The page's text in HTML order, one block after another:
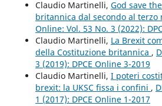
Claudio Martinelli, God save
britannica dal secondo al terzo
Online: Vol. 53 No. 3 (2022):
Claudio Martinelli, La Brexit
della Costituzione britannica ,
3 (2019): DPCE Online 3-2019
Claudio Martinelli, I poteri
brexit: la UKSC fissa i confini ,
1 (2017): DPCE Online 1-2017